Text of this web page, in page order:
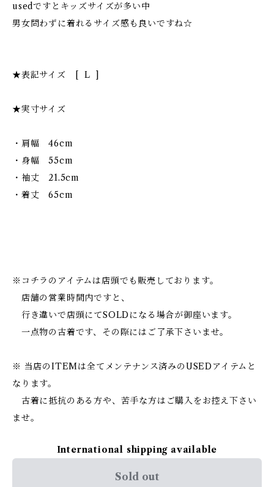
usedですとキッズサイズが多い中
男女問わずに着れるサイズ感も良いですね☆
★表記サイズ [ L ]
★実寸サイズ
・肩幅 46cm
・身幅 55cm
・袖丈 21.5cm
・着丈 65cm
※コチラのアイテムは店頭でも販売しております。
店舗の営業時間内ですと、
行き違いで店頭にてSOLDになる場合が御座います。
一点物の古着です、その際にはご了承下さいませ。
※ 当店のITEMは全てメンテナンス済みのUSEDアイテムと
なります。
古着に抵抗のある方や、苦手な方はご購入をお控え下さい
ませ。
International shipping available
Sold out